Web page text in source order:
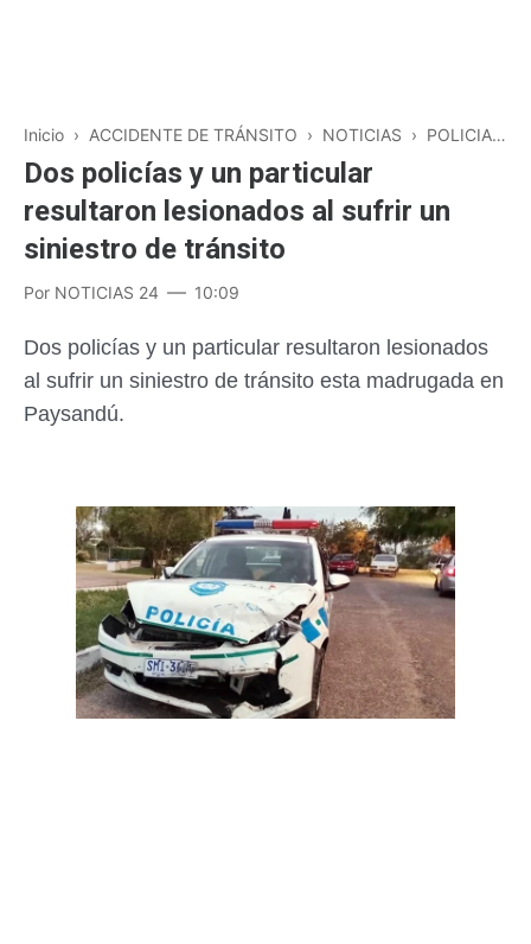
Inicio › ACCIDENTE DE TRÁNSITO › NOTICIAS › POLICIALES
Dos policías y un particular
resultaron lesionados al sufrir un
siniestro de tránsito
Por NOTICIAS 24 10:09
Dos policías y un particular resultaron lesionados
al sufrir un siniestro de tránsito esta madrugada en
Paysandú.